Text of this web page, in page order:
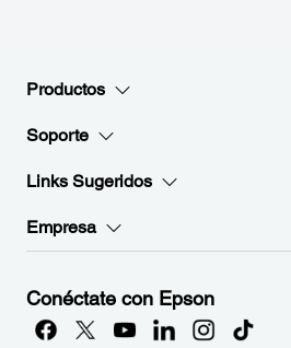
Productos
Soporte
Links Sugeridos
Empresa
Conéctate con Epson